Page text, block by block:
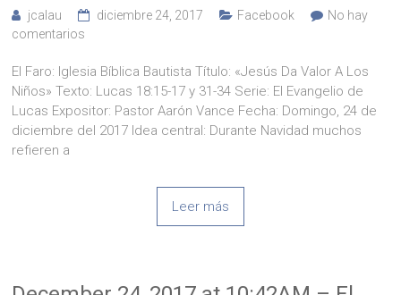
jcalau diciembre 24, 2017 Facebook
No hay
comentarios
El Faro: Iglesia Bíblica Bautista Título: «Jesús Da Valor A Los
Niños» Texto: Lucas 18:15-17 y 31-34 Serie: El Evangelio de
Lucas Expositor: Pastor Aarón Vance Fecha: Domingo, 24 de
diciembre del 2017 Idea central: Durante Navidad muchos
refieren a
Leer más